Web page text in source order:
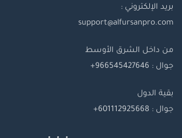
بريد الإلكتروني :
support@alfursanpro.com
من داخل الشرق الأوسط
جوال : 966545427646+
بقية الدول
جوال : 601112925668+